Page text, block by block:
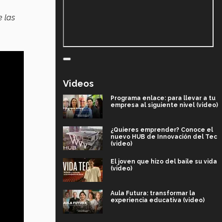
las
Videos
Programa enlace: para llevar a tu
empresa al siguiente nivel (video)
¿Quieres emprender? Conoce el
nuevo HUB de Innovación del Tec
(video)
El joven que hizo del baile su vida
(video)
Aula Futura: transformar la
experiencia educativa (video)